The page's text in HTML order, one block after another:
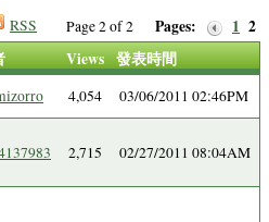
Page 2 of 2 Pages: 1 2
RSS
Views 發表時間
4,054 03/06/2011 02:46PM
2,715 02/27/2011 08:04AM